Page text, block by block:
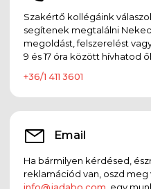
Szakértő kollégáink
segítenek megtalálni
megoldást, felszerelést
9 és 17 óra között hívhatod
+36/1 411 3601
Email
Ha bármilyen kérdésed,
reklamációd van, oszd
info@jadabo.com , egy